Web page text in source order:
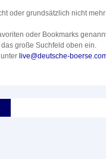
oder grundsätzlich nicht
oder Bookmarks
große Suchfeld oben ein.
live@deutsche-